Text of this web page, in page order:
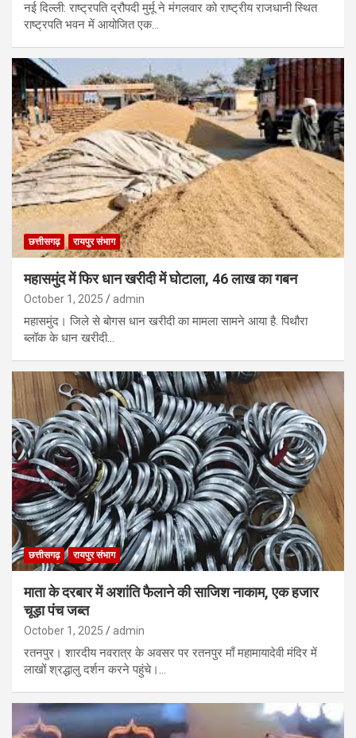
नई दिल्ली: राष्ट्रपति द्रौपदी मुर्मू ने मंगलवार को राष्ट्रीय राजधानी स्थित
राष्ट्रपति भवन में आयोजित एक…
छत्तीसगढ़ रायपुर संभाग
महासमुंद में फिर धान खरीदी में घोटाला, 46 लाख का गबन
October 1, 2025 admin
महासमुंद। जिले से बोगस धान खरीदी का मामला सामने आया है. पिथौरा
ब्लॉक के धान खरीदी…
छत्तीसगढ़ रायपुर संभाग
माता के दरबार में अशांति फैलाने की साजिश नाकाम, एक हजार
चूड़ा पंच जब्त
October 1, 2025 admin
रतनपुर। शारदीय नवरात्र के अवसर पर रतनपुर माँ महामायादेवी मंदिर में
लाखों श्रद्धालु दर्शन करने पहुंचे।…